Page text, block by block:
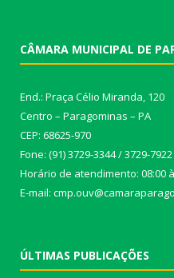
CÂMARA MUNICIPAL DE
End.: Praça Célio Miranda, 120
Centro – Paragominas – PA
CEP: 68625-970
Fone: (91) 3729-3344 / 3729-7922
Horário de atendimento: 08:00
E-mail:
ÚLTIMAS PUBLICAÇÕES